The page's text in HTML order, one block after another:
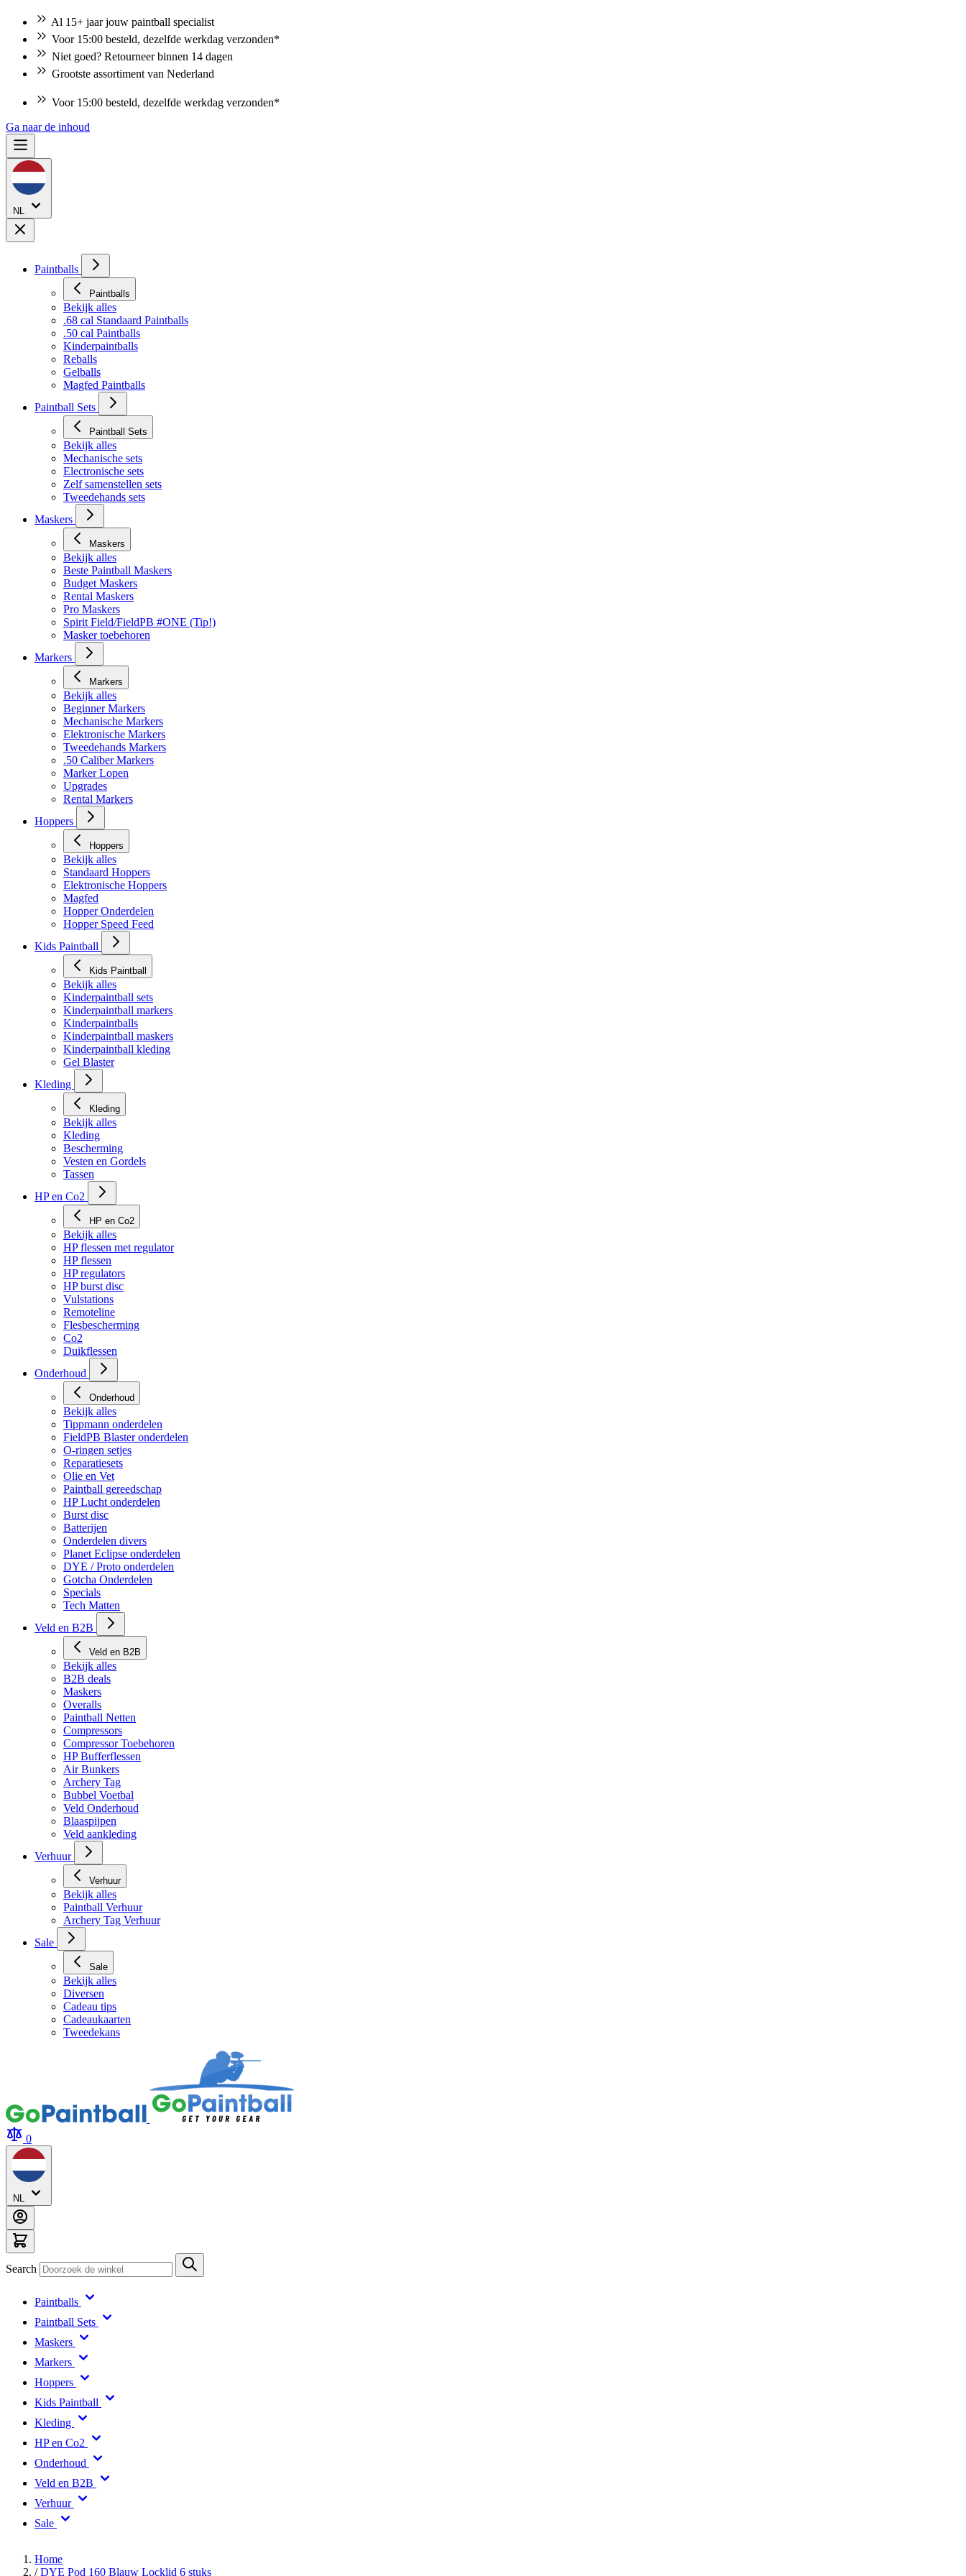
Al 15+ jaar jouw paintball specialist
Voor 15:00 besteld, dezelfde werkdag verzonden*
Niet goed? Retourneer binnen 14 dagen
Grootste assortiment van Nederland
Voor 15:00 besteld, dezelfde werkdag verzonden*
Ga naar de inhoud
NL
Paintballs
Paintballs
Bekijk alles
.68 cal Standaard Paintballs
.50 cal Paintballs
Kinderpaintballs
Reballs
Gelballs
Magfed Paintballs
Paintball Sets
Paintball Sets
Bekijk alles
Mechanische sets
Electronische sets
Zelf samenstellen sets
Tweedehands sets
Maskers
Maskers
Bekijk alles
Beste Paintball Maskers
Budget Maskers
Rental Maskers
Pro Maskers
Spirit Field/FieldPB #ONE (Tip!)
Masker toebehoren
Markers
Markers
Bekijk alles
Beginner Markers
Mechanische Markers
Elektronische Markers
Tweedehands Markers
.50 Caliber Markers
Marker Lopen
Upgrades
Rental Markers
Hoppers
Hoppers
Bekijk alles
Standaard Hoppers
Elektronische Hoppers
Magfed
Hopper Onderdelen
Hopper Speed Feed
Kids Paintball
Kids Paintball
Bekijk alles
Kinderpaintball sets
Kinderpaintball markers
Kinderpaintballs
Kinderpaintball maskers
Kinderpaintball kleding
Gel Blaster
Kleding
Kleding
Bekijk alles
Kleding
Bescherming
Vesten en Gordels
Tassen
HP en Co2
HP en Co2
Bekijk alles
HP flessen met regulator
HP flessen
HP regulators
HP burst disc
Vulstations
Remoteline
Flesbescherming
Co2
Duikflessen
Onderhoud
Onderhoud
Bekijk alles
Tippmann onderdelen
FieldPB Blaster onderdelen
O-ringen setjes
Reparatiesets
Olie en Vet
Paintball gereedschap
HP Lucht onderdelen
Burst disc
Batterijen
Onderdelen divers
Planet Eclipse onderdelen
DYE / Proto onderdelen
Gotcha Onderdelen
Specials
Tech Matten
Veld en B2B
Veld en B2B
Bekijk alles
B2B deals
Maskers
Overalls
Paintball Netten
Compressors
Compressor Toebehoren
HP Bufferflessen
Air Bunkers
Archery Tag
Bubbel Voetbal
Veld Onderhoud
Blaaspijpen
Veld aankleding
Verhuur
Verhuur
Bekijk alles
Paintball Verhuur
Archery Tag Verhuur
Sale
Sale
Bekijk alles
Diversen
Cadeau tips
Cadeaukaarten
Tweedekans
0
NL
Search
Paintballs
Paintball Sets
Maskers
Markers
Hoppers
Kids Paintball
Kleding
HP en Co2
Onderhoud
Veld en B2B
Verhuur
Sale
Home
/ DYE Pod 160 Blauw Locklid 6 stuks